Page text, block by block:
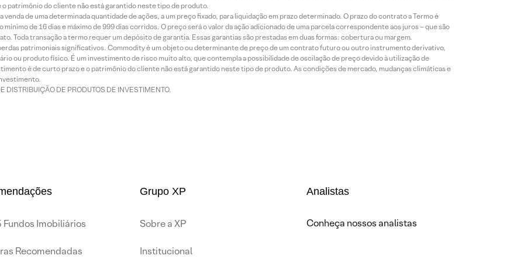
patrimônio do cliente não está garantido neste tipo de produto.
de uma determinada quantidade de ações, a um preço fixado, para liquidação em prazo determinado. O prazo do contrato a Termo é
de 16 dias e máximo de 999 dias corridos. O preço será o valor da ação adicionado de uma parcela correspondente aos juros – que são
Toda transação a termo requer um depósito de garantia. Essas garantias são prestadas em duas formas: cobertura ou margem.
patrimoniais significativos. Commodity é um objeto ou determinante de preço de um contrato futuro ou outro instrumento derivativo,
ou produto físico. É um investimento de risco muito alto, que contempla a possibilidade de oscilação de preço devido à utilização de
é de curto prazo e o patrimônio do cliente não está garantido neste tipo de produto. As condições de mercado, mudanças climáticas e
DISTRIBUIÇÃO DE PRODUTOS DE INVESTIMENTO.
Fundos Imobiliários
Recomendadas
Grupo XP
Sobre a XP
Institucional
Analistas
Conheça nossos analistas